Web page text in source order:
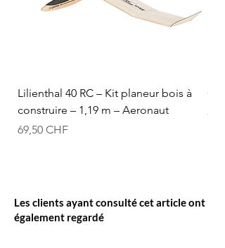
Lilienthal 40 RC – Kit planeur bois à
construire – 1,19 m – Aeronaut
Prix
69,50 CHF
Prix
Les clients ayant consulté cet article ont
également regardé